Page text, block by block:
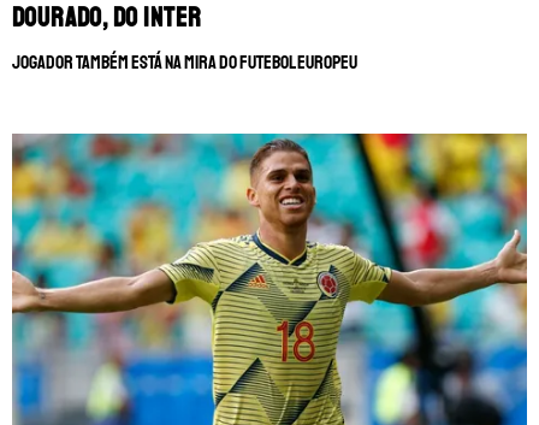
Dourado, do Inter
Jogador também está na mira do futebol europeu